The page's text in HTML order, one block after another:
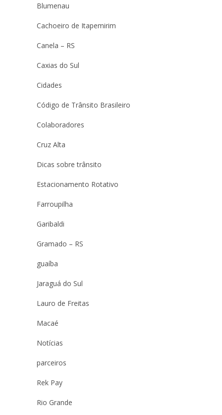
Blumenau
Cachoeiro de Itapemirim
Canela – RS
Caxias do Sul
Cidades
Código de Trânsito Brasileiro
Colaboradores
Cruz Alta
Dicas sobre trânsito
Estacionamento Rotativo
Farroupilha
Garibaldi
Gramado – RS
guaíba
Jaraguá do Sul
Lauro de Freitas
Macaé
Notícias
parceiros
Rek Pay
Rio Grande